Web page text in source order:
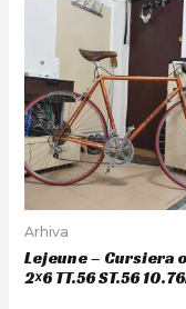
Arhiva
Lejeune – Cursiera
2×6 TT.56 ST.56